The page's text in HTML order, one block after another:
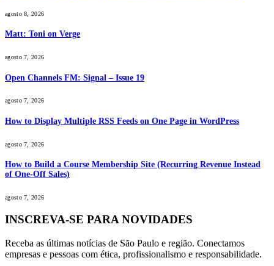
agosto 8, 2026
Matt: Toni on Verge
agosto 7, 2026
Open Channels FM: Signal – Issue 19
agosto 7, 2026
How to Display Multiple RSS Feeds on One Page in WordPress
agosto 7, 2026
How to Build a Course Membership Site (Recurring Revenue Instead
of One-Off Sales)
agosto 7, 2026
INSCREVA-SE PARA NOVIDADES
Receba as últimas notícias de São Paulo e região. Conectamos
empresas e pessoas com ética, profissionalismo e responsabilidade.